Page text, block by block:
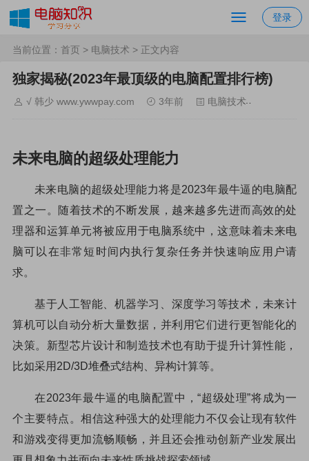
登录
当前位置： 首页 > 电脑技术 > 正文内容
独家揭秘(2023年最顶级的电脑配置排行榜)
√ 韩少 www.ywwpay.com 3年前 电脑技术
未来电脑的超级处理能力
未来电脑的超级处理能力将是2023年最牛逼的电脑配
置之一。随着技术的不断发展，越来越多先进而高效的处
理器和运算单元将被应用于电脑系统中，这意味着未来电
脑可以在非常短时间内执行复杂任务并快速响应用户请
求。
基于人工智能、机器学习、深度学习等技术，未来计
算机可以自动分析大量数据，并利用它们进行更智能化的
决策。新型芯片设计和制造技术也有助于提升计算性能，
比如采用2D/3D堆叠式结构、异构计算等。
在2023年最牛逼的电脑配置中，“超级处理”将成为一
个主要特点。相信这种强大的处理能力不仅会让现有软件
和游戏变得更加流畅顺畅，并且还会推动创新产业发展出